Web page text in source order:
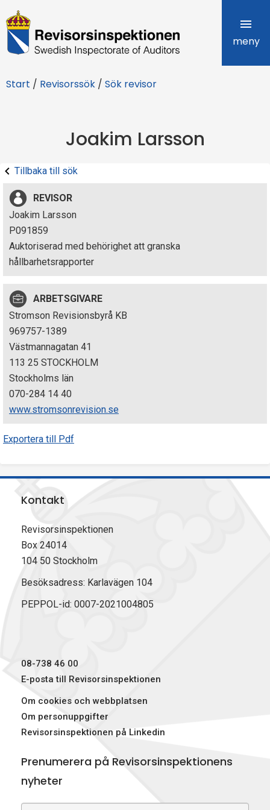
R
e
i
r
s
i
n
s
p
e
k
t
i
o
n
n
meny
Start / Revisorssök / Sök revisor
Joakim Larsson
Tillbaka till sök
REVISOR
Joakim Larsson
P091859
Auktoriserad med behörighet att granska
hållbarhetsrapporter
ARBETSGIVARE
Stromson Revisionsbyrå KB
969757-1389
Västmannagatan 41
113 25 STOCKHOLM
Stockholms län
070-284 14 40
www.stromsonrevision.se
Exportera till Pdf
Kontakt
Revisorsinspektionen
Box 24014
104 50 Stockholm
Besöksadress: Karlavägen 104
PEPPOL-id: 0007-2021004805
08-738 46 00
E-posta till Revisorsinspektionen
Om cookies och webbplatsen
Om personuppgifter
Revisorsinspektionen på Linkedin
Prenumerera på Revisorsinspektionens
nyheter